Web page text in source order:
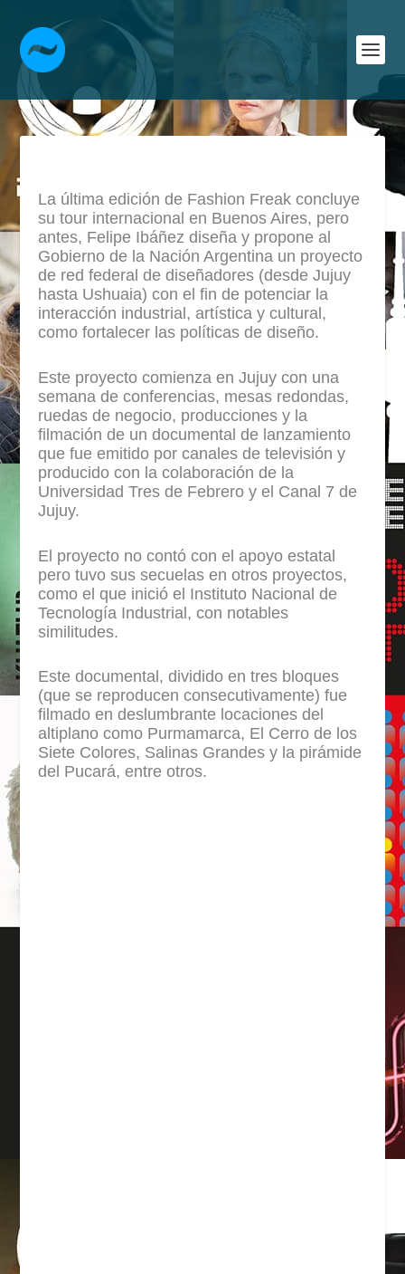
La última edición de Fashion Freak concluye
su tour internacional en Buenos Aires, pero
antes, Felipe Ibáñez diseña y propone al
Gobierno de la Nación Argentina un proyecto
de red federal de diseñadores (desde Jujuy
hasta Ushuaia) con el fin de potenciar la
interacción industrial, artística y cultural,
como fortalecer las políticas de diseño.
Este proyecto comienza en Jujuy con una
semana de conferencias, mesas redondas,
ruedas de negocio, producciones y la
filmación de un documental de lanzamiento
que fue emitido por canales de televisión y
producido con la colaboración de la
Universidad Tres de Febrero y el Canal 7 de
Jujuy.
El proyecto no contó con el apoyo estatal
pero tuvo sus secuelas en otros proyectos,
como el que inició el Instituto Nacional de
Tecnología Industrial, con notables
similitudes.
Este documental, dividido en tres bloques
(que se reproducen consecutivamente) fue
filmado en deslumbrante locaciones del
altiplano como Purmamarca, El Cerro de los
Siete Colores, Salinas Grandes y la pirámide
del Pucará, entre otros.